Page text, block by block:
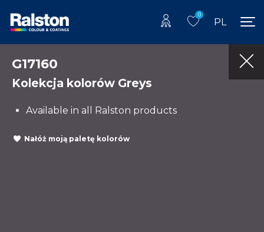
0
PL
G17160
Kolekcja kolorów Greys
Available in all Ralston products
Nałóż moją paletę kolorów